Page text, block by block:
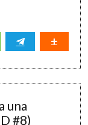
una
#8)